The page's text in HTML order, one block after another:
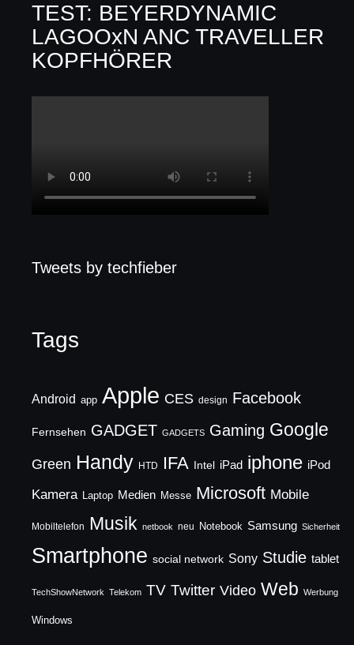
TEST: BEYERDYNAMIC
LAGOOxN ANC TRAVELLER
KOPFHÖRER
Tweets by techfieber
Tags
Android app Apple CES design Facebook
Fernsehen GADGET GADGETS Gaming Google
Green Handy HTD IFA Intel iPad iphone iPod
Kamera Laptop Medien Messe Microsoft Mobile
Mobiltelefon Musik netbook neu Notebook Samsung Sicherheit
Smartphone social network Sony Studie tablet
TechShowNetwork Telekom TV Twitter Video Web Werbung
Windows